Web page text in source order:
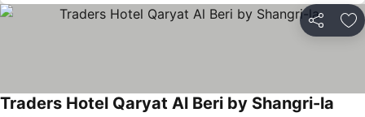
Deli
Traders Hotel Qaryat Al Beri by Shangri-la